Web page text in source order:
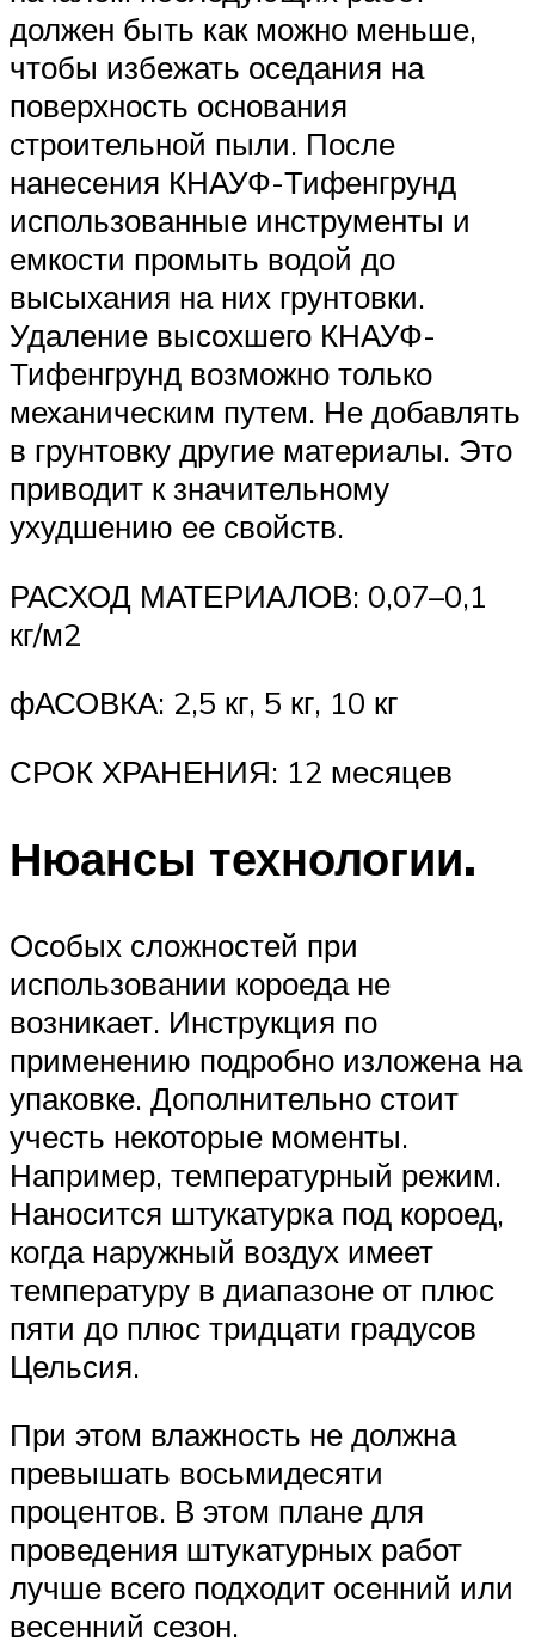
должен быть как можно меньше,
чтобы избежать оседания на
поверхность основания
строительной пыли. После
нанесения КНАУФ-Тифенгрунд
использованные инструменты и
емкости промыть водой до
высыхания на них грунтовки.
Удаление высохшего КНАУФ-
Тифенгрунд возможно только
механическим путем. Не добавлять
в грунтовку другие материалы. Это
приводит к значительному
ухудшению ее свойств.
РАСХОД МАТЕРИАЛОВ: 0,07–0,1
кг/м2
фАСОВКА: 2,5 кг, 5 кг, 10 кг
СРОК ХРАНЕНИЯ: 12 месяцев
Нюансы технологии.
Особых сложностей при
использовании короеда не
возникает. Инструкция по
применению подробно изложена на
упаковке. Дополнительно стоит
учесть некоторые моменты.
Например, температурный режим.
Наносится штукатурка под короед,
когда наружный воздух имеет
температуру в диапазоне от плюс
пяти до плюс тридцати градусов
Цельсия.
При этом влажность не должна
превышать восьмидесяти
процентов. В этом плане для
проведения штукатурных работ
лучше всего подходит осенний или
весенний сезон.